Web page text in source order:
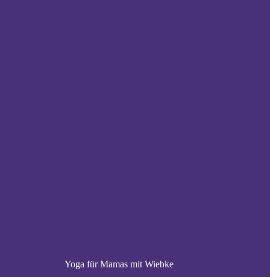
Yoga für Mamas mit Wiebke